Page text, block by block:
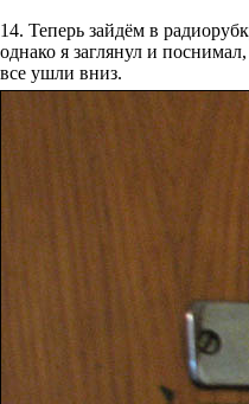
14. Теперь зайдём в
однако я заглянул и
все ушли вниз.